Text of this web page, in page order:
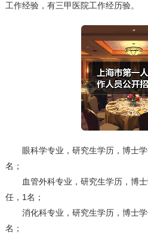
工作经验，有三甲医院工作经历验。
眼科学专业，研究生学历，博士学
名；
血管外科专业，研究生学历，博士
任，1名；
消化科专业，研究生学历，博士学
名；